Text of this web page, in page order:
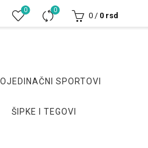
0 0
0 / 0 rsd
SPORTOVI
ŠIPKE I TEGOVI